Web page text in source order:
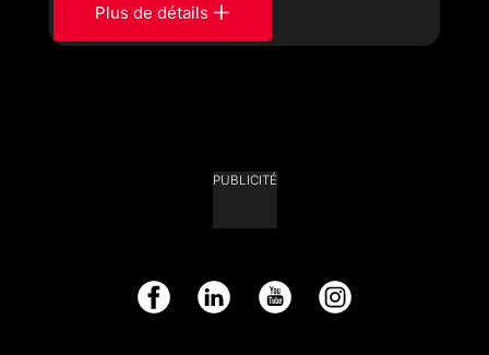
Plus de détails
PUBLICITÉ
Facebook LinkedIn YouTube Instagram